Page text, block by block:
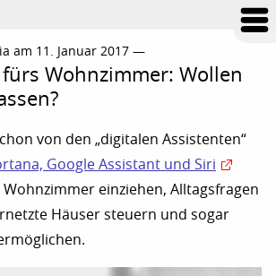
am 11. Januar 2017 —
Wohnzimmer: Wollen
von den „digitalen Assistenten“
Google Assistant und Siri
einziehen, Alltagsfragen
Häuser steuern und sogar